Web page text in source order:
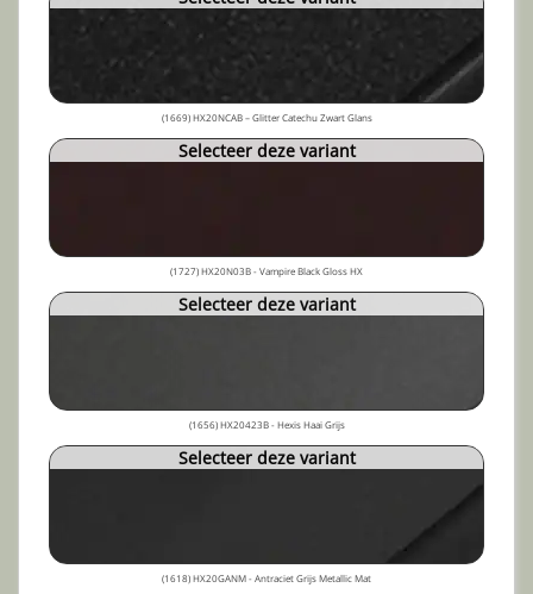
(1669) HX20NCAB – Glitter Catechu Zwart Glans
Selecteer deze variant
(1727) HX20N03B - Vampire Black Gloss HX
Selecteer deze variant
(1656) HX20423B - Hexis Haai Grijs
Selecteer deze variant
(1618) HX20GANM - Antraciet Grijs Metallic Mat